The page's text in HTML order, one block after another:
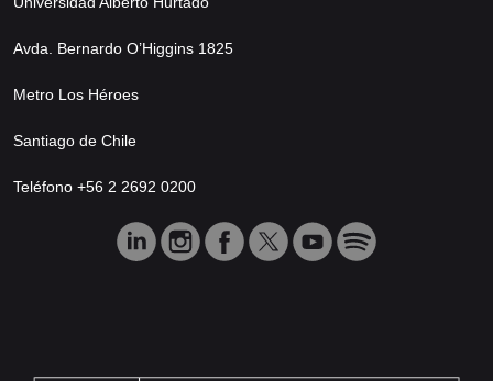
Avda. Bernardo O’Higgins 1825
Metro Los Héroes
Santiago de Chile
Teléfono +56 2 2692 0200